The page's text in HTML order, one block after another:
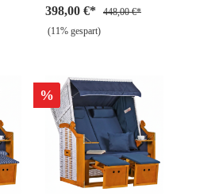
398,00 €*
448,00 €*
(11% gespart)
%